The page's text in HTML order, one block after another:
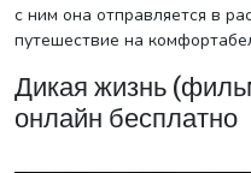
с ним она отправляется в
путешествие на
Дикая жизнь
онлайн бесплатно